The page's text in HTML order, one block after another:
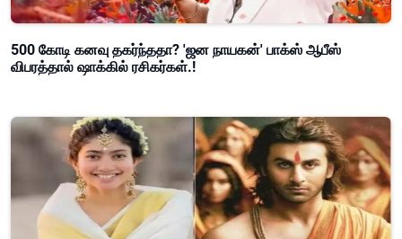
500 கோடி கனவு தகர்ந்ததா? 'ஜன நாயகன்' பாக்ஸ் ஆபீஸ்
விபரத்தால் ஷாக்கில் ரசிகர்கள்.!